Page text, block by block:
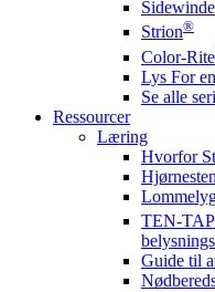
Strion®
Color-Rite
Lys For
Se alle
Ressourcer
Læring
Hvorfor
TEN-TAP
Guide til